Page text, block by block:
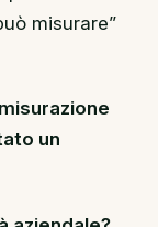
misurare”
un